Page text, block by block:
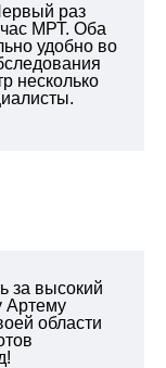
раз
МРТ. Оба
удобно во
несколько
за высокий
Артему
области